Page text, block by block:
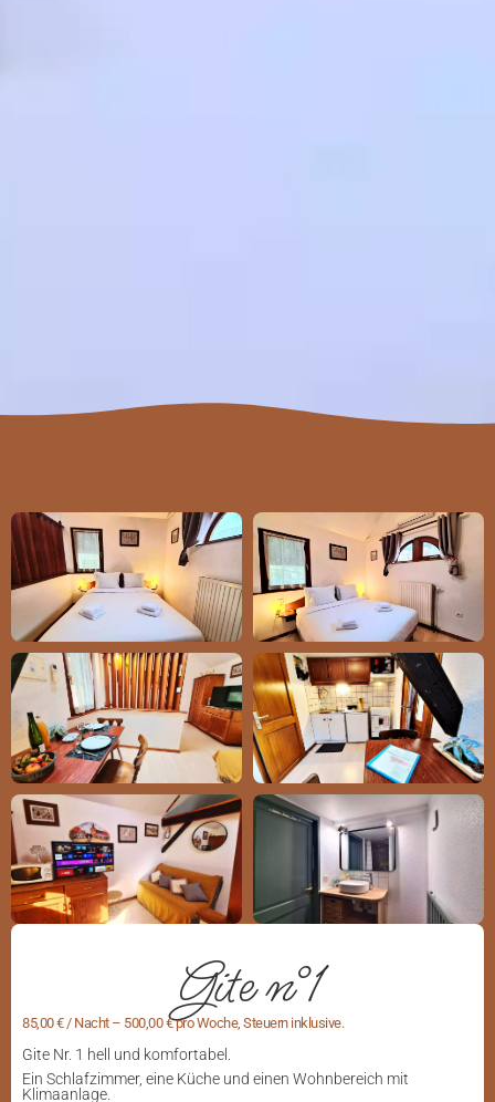
Gite n°1
85,00 € / Nacht – 500,00 € pro Woche, Steuern inklusive.
Gite Nr. 1 hell und komfortabel.
Ein Schlafzimmer, eine Küche und einen Wohnbereich mit
Klimaanlage.